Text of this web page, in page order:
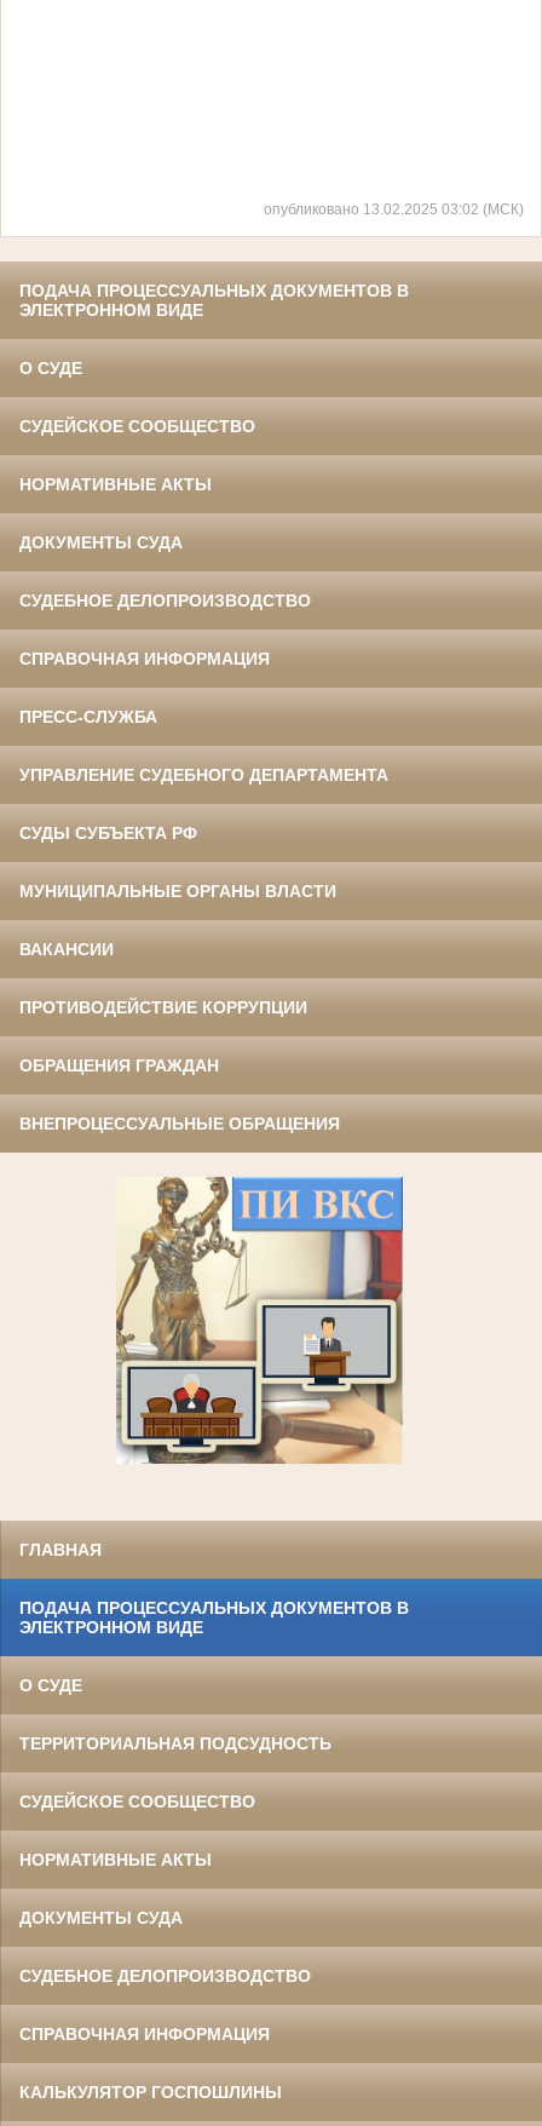
опубликовано 13.02.2025 03:02 (МСК)
ПОДАЧА ПРОЦЕССУАЛЬНЫХ ДОКУМЕНТОВ В
ЭЛЕКТРОННОМ ВИДЕ
О СУДЕ
СУДЕЙСКОЕ СООБЩЕСТВО
НОРМАТИВНЫЕ АКТЫ
ДОКУМЕНТЫ СУДА
СУДЕБНОЕ ДЕЛОПРОИЗВОДСТВО
СПРАВОЧНАЯ ИНФОРМАЦИЯ
ПРЕСС-СЛУЖБА
УПРАВЛЕНИЕ СУДЕБНОГО ДЕПАРТАМЕНТА
СУДЫ СУБЪЕКТА РФ
МУНИЦИПАЛЬНЫЕ ОРГАНЫ ВЛАСТИ
ВАКАНСИИ
ПРОТИВОДЕЙСТВИЕ КОРРУПЦИИ
ОБРАЩЕНИЯ ГРАЖДАН
ВНЕПРОЦЕССУАЛЬНЫЕ ОБРАЩЕНИЯ
ГЛАВНАЯ
ПОДАЧА ПРОЦЕССУАЛЬНЫХ ДОКУМЕНТОВ В
ЭЛЕКТРОННОМ ВИДЕ
О СУДЕ
ТЕРРИТОРИАЛЬНАЯ ПОДСУДНОСТЬ
СУДЕЙСКОЕ СООБЩЕСТВО
НОРМАТИВНЫЕ АКТЫ
ДОКУМЕНТЫ СУДА
СУДЕБНОЕ ДЕЛОПРОИЗВОДСТВО
СПРАВОЧНАЯ ИНФОРМАЦИЯ
КАЛЬКУЛЯТОР ГОСПОШЛИНЫ